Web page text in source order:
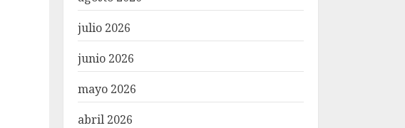
julio 2026
junio 2026
mayo 2026
abril 2026